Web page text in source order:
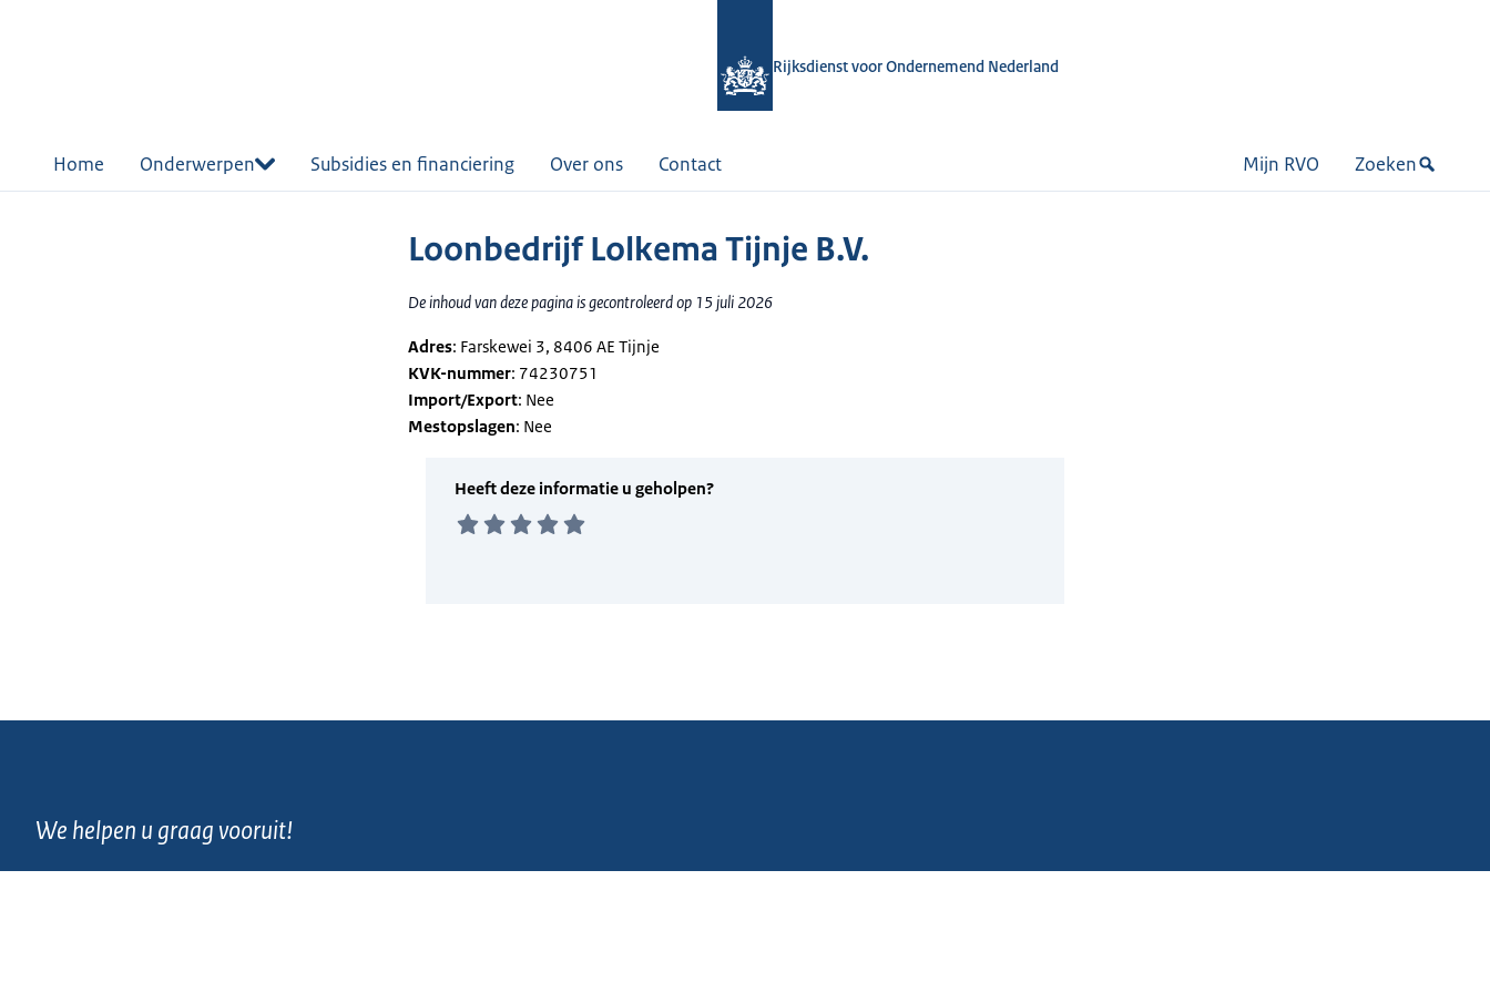
Rijksdienst voor Ondernemend Nederland
Home Onderwerpen Subsidies en financiering Over ons Contact Mijn RVO Zoeken
Loonbedrijf Lolkema Tijnje B.V.
De inhoud van deze pagina is gecontroleerd op 15 juli 2026
Adres: Farskewei 3, 8406 AE Tijnje
KVK-nummer: 74230751
Import/Export: Nee
Mestopslagen: Nee
We helpen u graag vooruit!